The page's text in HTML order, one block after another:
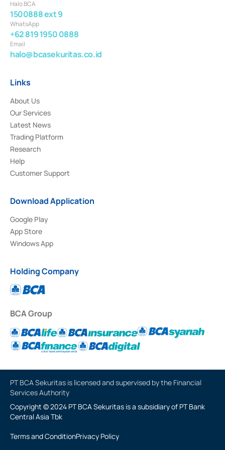
Halo BCA
1500888 ext 9
WhatsApp
+62 819 1950 0888
Email
halo@bcasekuritas.co.id
Links
About Us
Our Services
Latest News
Trading Platform
Research
Help
Customer Support
Download Application
Google Play
App Store
Windows App
Holding Company
BCA Group
PT BCA Sekuritas is licensed and supervised by the Financial
Services Authority
Copyright © 2024 PT BCA Sekuritas is a subsidiary of PT Bank
Central Asia Tbk
Terms and ConditionPrivacy Policy